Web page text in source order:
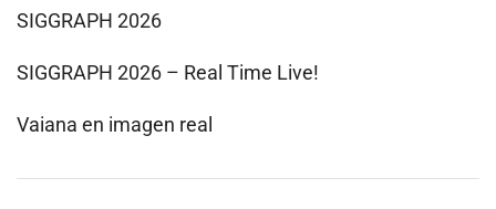
SIGGRAPH 2026
SIGGRAPH 2026 – Real Time Live!
Vaiana en imagen real